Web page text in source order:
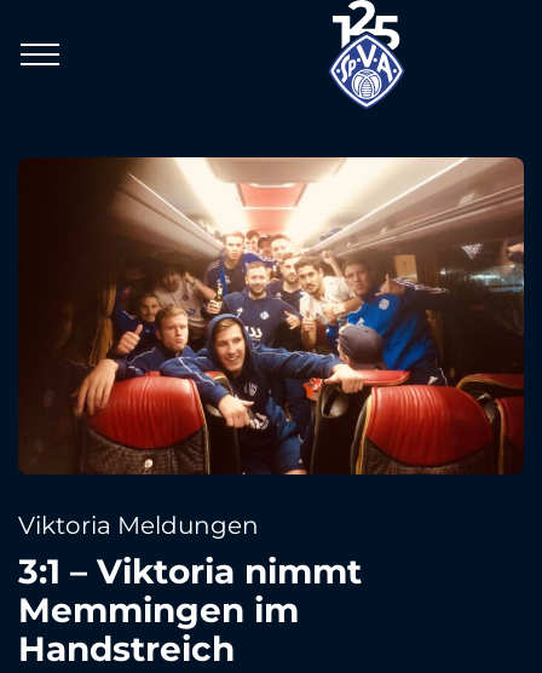
Viktoria Meldungen
3:1 – Viktoria nimmt
Memmingen im
Handstreich